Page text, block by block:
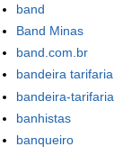
band
Band Minas
band.com.br
bandeira tarifaria
bandeira-tarifaria
banhistas
banqueiro